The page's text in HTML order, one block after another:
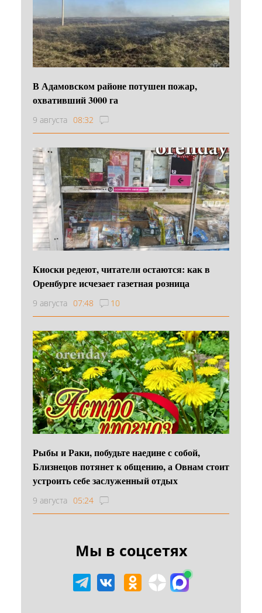
В Адамовском районе потушен пожар,
охвативший 3000 га
9 августа 08:32
Киоски редеют, читатели остаются: как в
Оренбурге исчезает газетная розница
9 августа 07:48 10
Рыбы и Раки, побудьте наедине с собой,
Близнецов потянет к общению, а Овнам стоит
устроить себе заслуженный отдых
9 августа 05:24
Мы в соцсетях